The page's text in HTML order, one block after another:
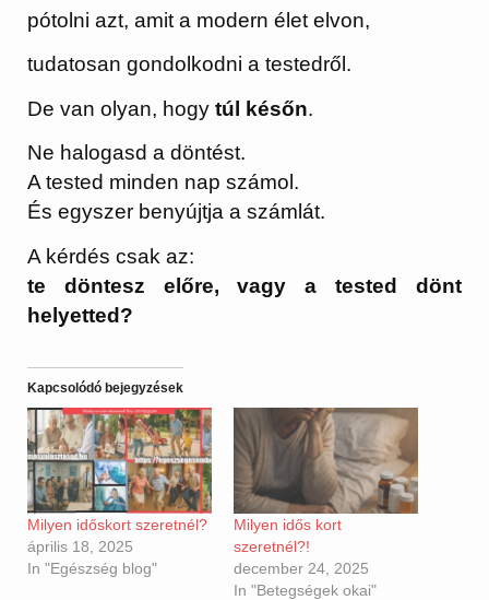
pótolni azt, amit a modern élet elvon,
tudatosan gondolkodni a testedről.
De van olyan, hogytúl későn.
Ne halogasd a döntést.
A tested minden nap számol.
És egyszer benyújtja a számlát.
A kérdés csak az:
te döntesz előre, vagy a tested dönt
helyetted?
Kapcsolódó bejegyzések
Milyen időskort szeretnél?
április 18, 2025
In "Egészség blog"
Milyen idős kort
szeretnél?!
december 24, 2025
In "Betegségek okai"